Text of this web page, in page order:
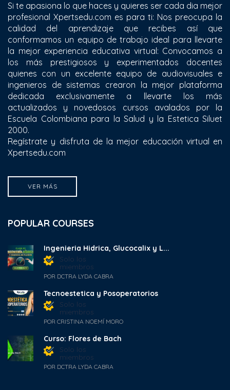
Si te apasiona lo que haces y quieres ser cada dia mejor
profesional Xpertsedu.com es para ti: Nos preocupa la
calidad del aprendizaje que recibes así que
conformamos un equipo de trabajo ideal para llevarte
la mejor experiencia educativa virtual: Convocamos a
los más prestigiosos y experimentados docentes
quienes con un excelente equipo de audiovisuales e
ingenieros de sistemas crearon la mejor plataforma
dedicada exclusivamente a llevarte los más
actualizados y novedosos cursos avalados por la
Escuela Colombiana para la Salud y la Estetica Siluet
2000.
Regístrate y disfruta de la mejor educación virtual en
Xpertsedu.com
VER MÁS
POPULAR COURSES
Ingenieria Hidrica, Glucocalix y L...
Solo los
miembros
POR DCTRA LYDA CABRA
Tecnoestetica y Posoperatorios
Solo los
miembros
POR CRISTINA NOEMÍ MORO
Curso: Flores de Bach
Solo los
miembros
POR DCTRA LYDA CABRA